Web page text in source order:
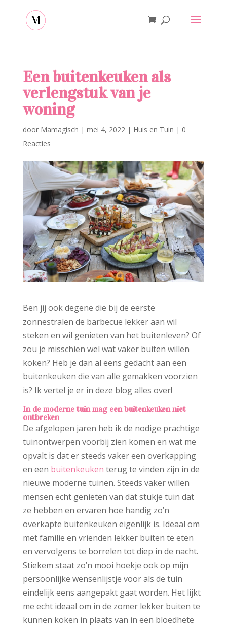
Een buitenkeuken als
verlengstuk van je
woning
door Mamagisch | mei 4, 2022| Huis en Tuin | 0
Reacties
Ben jij ook degene die bij de eerste
zonnestralen de barbecue lekker aan wil
steken en wil genieten van het buitenleven? Of
zou je misschien wel wat vaker buiten willen
koken? Heb je dan al eens gedacht aan een
buitenkeuken die van alle gemakken voorzien
is? Ik vertel je er in deze blog alles over!
In de moderne tuin mag een buitenkeuken niet
ontbreken
De afgelopen jaren heb ik de nodige prachtige
tuinontwerpen voorbij zien komen en wat me
opvalt is dat er steeds vaker een overkapping
en een buitenkeuken terug te vinden zijn in de
nieuwe moderne tuinen. Steeds vaker willen
mensen echt genieten van dat stukje tuin dat
ze hebben en ervaren hoe handig zo’n
overkapte buitenkeuken eigenlijk is. Ideaal om
met familie en vrienden lekker buiten te eten
en vervolgens te borrelen tot diep in de nacht.
Stiekem staat zo’n mooi hoekje ook op mijn
persoonlijke wensenlijstje voor als de tuin
eindelijk eens aangepakt gaat worden. Het lijkt
me echt ideaal om in de zomer lekker buiten te
kunnen koken in plaats van in een bloedhete